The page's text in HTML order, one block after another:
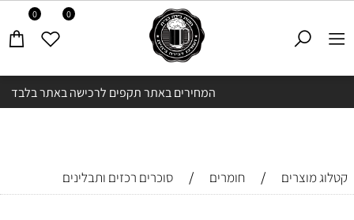
המחירים באתר תקפים לרכישה באתר בלבד
0 0
קטלוג מוצרים / חומרים / סוכרים רכזים ותבלינים